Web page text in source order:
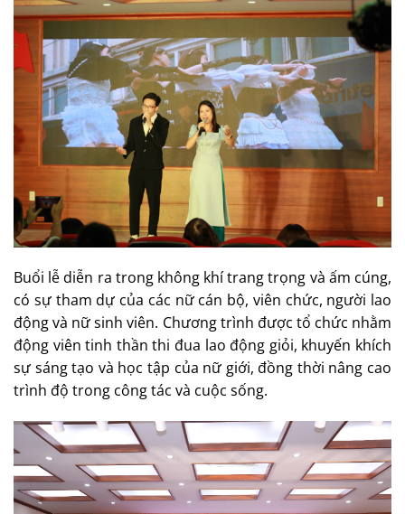
Buổi lễ diễn ra trong không khí trang trọng và ấm cúng,
có sự tham dự của các nữ cán bộ, viên chức, người lao
động và nữ sinh viên. Chương trình được tổ chức nhằm
động viên tinh thần thi đua lao động giỏi, khuyến khích
sự sáng tạo và học tập của nữ giới, đồng thời nâng cao
trình độ trong công tác và cuộc sống.